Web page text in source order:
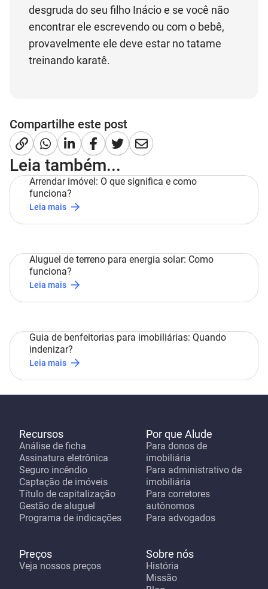
desgruda do seu filho Inácio e se você não
encontrar ele escrevendo ou com o bebê,
provavelmente ele deve estar no tatame
treinando karatê.
Compartilhe este post
Leia também...
Arrendar imóvel: O que significa e como
funciona?
Leia mais
Aluguel de terreno para energia solar: Como
funciona?
Leia mais
Guia de benfeitorias para imobiliárias: Quando
indenizar?
Leia mais
Recursos
Análise de ficha
Assinatura eletrônica
Seguro incêndio
Captação de imóveis
Título de capitalização
Gestão de aluguel
Programa de indicações
Por que Alude
Para donos de
imobiliária
Para administrativo de
imobiliária
Para corretores
autônomos
Para advogados
Preços
Veja nossos preços
Sobre nós
História
Missão